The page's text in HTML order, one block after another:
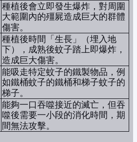
種植後會立即發生爆炸，對周圍
大範圍內的殭屍造成巨大的群體
傷害。
種植後時間「生長」（埋入地
下），成熟後蚊子踏上即爆炸，
造成巨大傷害。
能吸走特定蚊子的鐵製物品，例
如鐵桶蚊子的鐵桶和梯子蚊子的
梯子。
能夠一口吞噬接近的滅亡，但吞
噬後需要一小段的消化時間，期
間無法攻擊。